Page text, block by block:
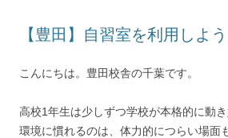
【豊田】自習室を利用しよ
こんにちは。豊田校舎の千葉です。
高校1年生は少しずつ学校が本格的に動
環境に慣れるのは、体力的につらい場面